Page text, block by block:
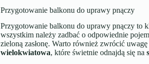
Przygotowanie balkonu do uprawy pnączy
Przygotowanie balkonu do uprawy pnączy to
wszystkim należy zadbać o odpowiednie
zieloną zasłonę. Warto również zwrócić
wielokwiatowa, które świetnie odnajdą się na